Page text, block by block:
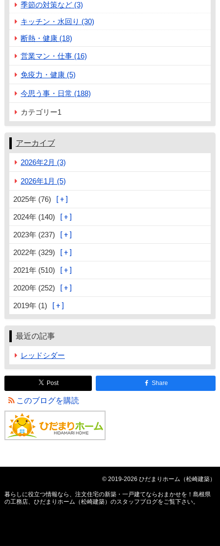
季節の対策など (3)
キッチン・水回り (30)
断熱・健康 (18)
営業マン・仕事 (16)
免疫力・健康 (5)
今思う事・日常 (188)
カテゴリー1
アーカイブ
2026年2月 (3)
2026年1月 (5)
2025年 (76)
2024年 (140)
2023年 (237)
2022年 (329)
2021年 (510)
2020年 (252)
2019年 (1)
最近の記事
レッドシダー
Post Share
このブログを購読
© 2019-2026 ひだまりホーム（松崎建築）
暮らしに役立つ情報なら、 注文住宅の新築・一戸建てならおまかせを！島根県
の工務店、ひだまりホーム（松崎建築）のスタッフブログをご覧下さい。